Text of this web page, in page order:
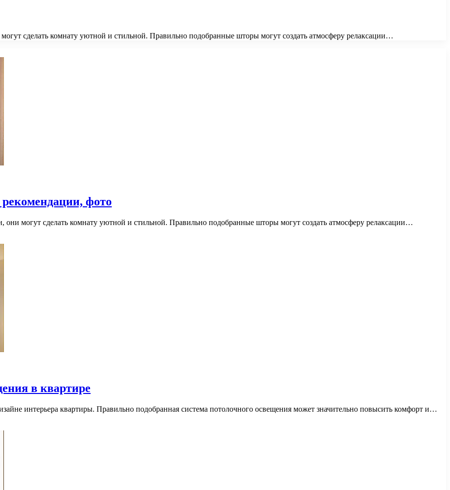
сделать комнату уютной и стильной. Правильно подобранные шторы могут создать атмосферу релаксации…
фото
могут сделать комнату уютной и стильной. Правильно подобранные шторы могут создать атмосферу релаксации…
в квартире
интерьера квартиры. Правильно подобранная система потолочного освещения может значительно повысить комфорт и…